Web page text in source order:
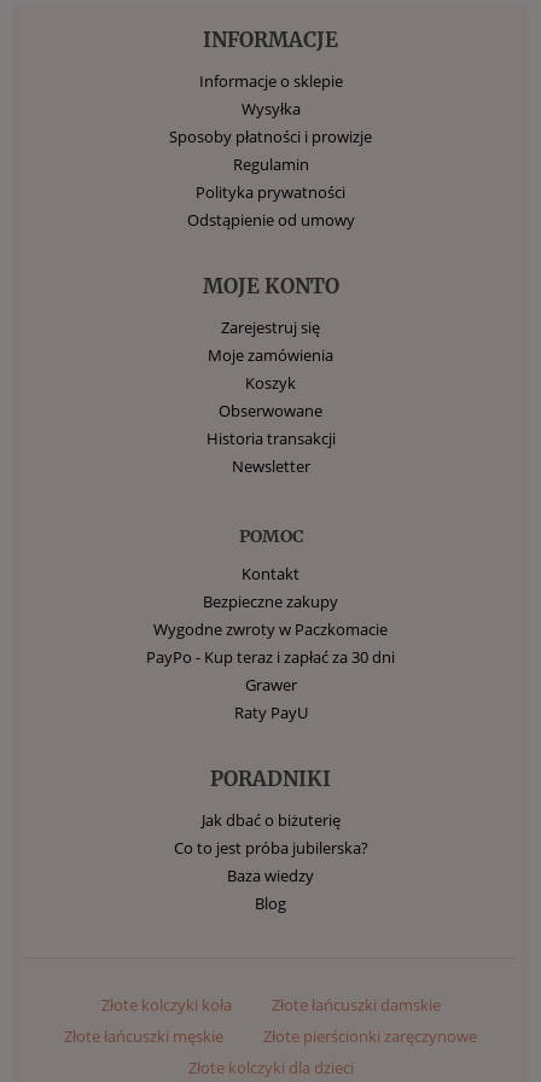
INFORMACJE
Informacje o sklepie
Wysyłka
Sposoby płatności i prowizje
Regulamin
Polityka prywatności
Odstąpienie od umowy
MOJE KONTO
Zarejestruj się
Moje zamówienia
Koszyk
Obserwowane
Historia transakcji
Newsletter
POMOC
Kontakt
Bezpieczne zakupy
Wygodne zwroty w Paczkomacie
PayPo - Kup teraz i zapłać za 30 dni
Grawer
Raty PayU
PORADNIKI
Jak dbać o biżuterię
Co to jest próba jubilerska?
Baza wiedzy
Blog
Złote kolczyki koła
Złote łańcuszki damskie
Złote łańcuszki męskie
Złote pierścionki zaręczynowe
Złote kolczyki dla dzieci